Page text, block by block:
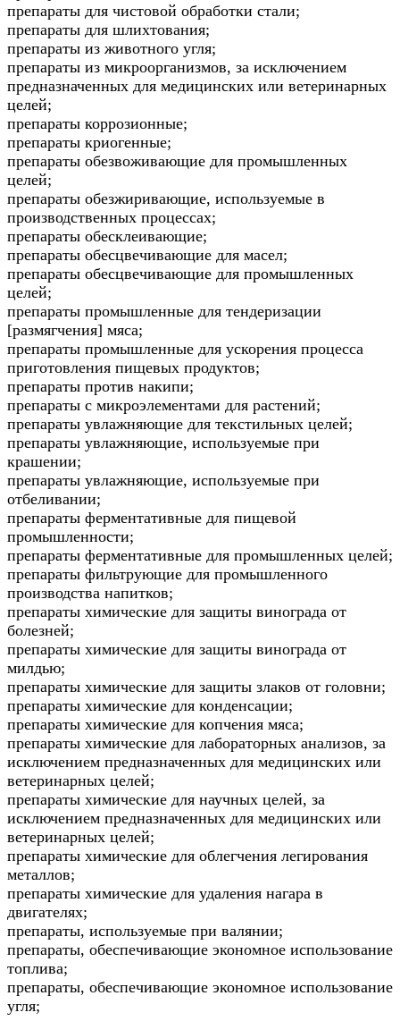
препараты для чистовой обработки стали;
препараты для шлихтования;
препараты из животного угля;
препараты из микроорганизмов, за исключением
предназначенных для медицинских или ветеринарных
целей;
препараты коррозионные;
препараты криогенные;
препараты обезвоживающие для промышленных
целей;
препараты обезжиривающие, используемые в
производственных процессах;
препараты обесклеивающие;
препараты обесцвечивающие для масел;
препараты обесцвечивающие для промышленных
целей;
препараты промышленные для тендеризации
[размягчения] мяса;
препараты промышленные для ускорения процесса
приготовления пищевых продуктов;
препараты против накипи;
препараты с микроэлементами для растений;
препараты увлажняющие для текстильных целей;
препараты увлажняющие, используемые при
крашении;
препараты увлажняющие, используемые при
отбеливании;
препараты ферментативные для пищевой
промышленности;
препараты ферментативные для промышленных целей;
препараты фильтрующие для промышленного
производства напитков;
препараты химические для защиты винограда от
болезней;
препараты химические для защиты винограда от
милдью;
препараты химические для защиты злаков от головни;
препараты химические для конденсации;
препараты химические для копчения мяса;
препараты химические для лабораторных анализов, за
исключением предназначенных для медицинских или
ветеринарных целей;
препараты химические для научных целей, за
исключением предназначенных для медицинских или
ветеринарных целей;
препараты химические для облегчения легирования
металлов;
препараты химические для удаления нагара в
двигателях;
препараты, используемые при валянии;
препараты, обеспечивающие экономное использование
топлива;
препараты, обеспечивающие экономное использование
угля;